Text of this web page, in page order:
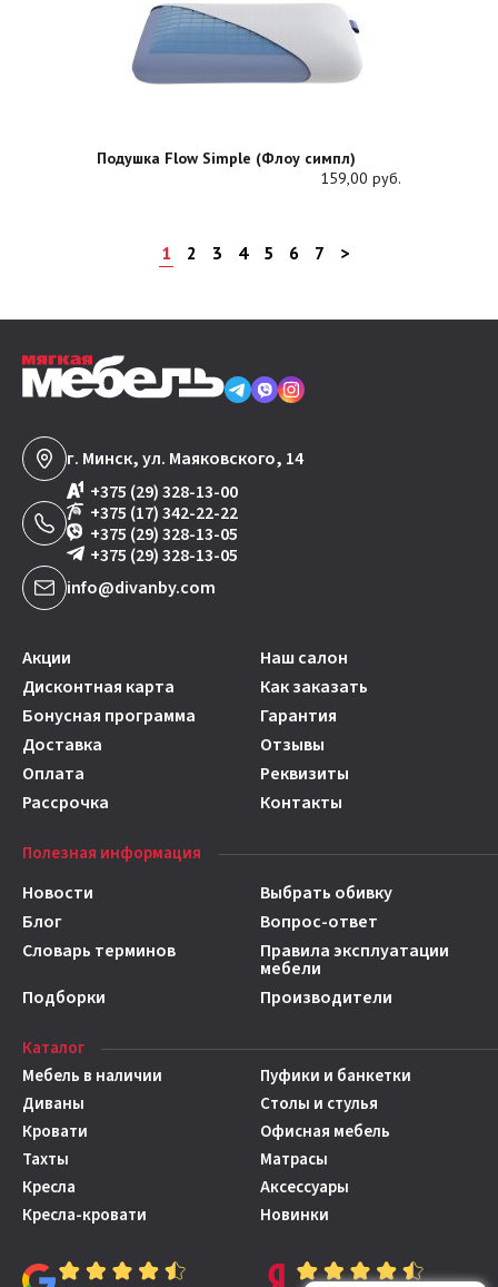
Подушка Flow Simple (Флоу симпл)
159,00 руб.
1 2 3 4 5 6 7 >
г. Минск, ул. Маяковского, 14
+375 (29) 328-13-00
+375 (17) 342-22-22
+375 (29) 328-13-05
+375 (29) 328-13-05
info@divanby.com
Акции
Наш салон
Дисконтная карта
Как заказать
Бонусная программа
Гарантия
Доставка
Отзывы
Оплата
Реквизиты
Рассрочка
Контакты
Полезная информация
Новости
Выбрать обивку
Блог
Вопрос-ответ
Словарь терминов
Правила эксплуатации
мебели
Подборки
Производители
Каталог
Мебель в наличии
Диваны
Кровати
Тахты
Кресла
Кресла-кровати
Пуфики и банкетки
Столы и стулья
Офисная мебель
Матрасы
Аксессуары
Новинки